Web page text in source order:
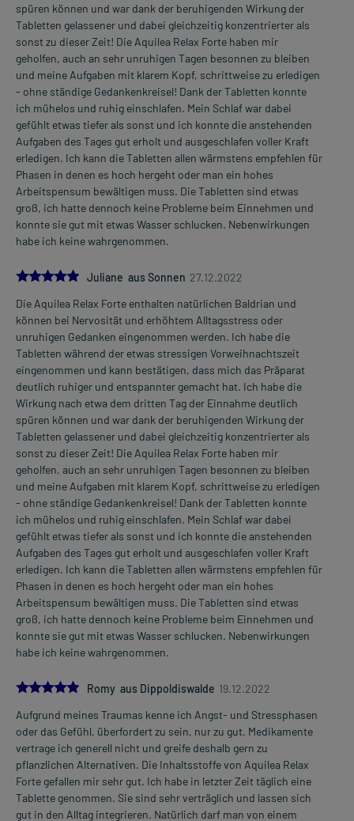
spüren können und war dank der beruhigenden Wirkung der
Tabletten gelassener und dabei gleichzeitig konzentrierter als
sonst zu dieser Zeit! Die Aquilea Relax Forte haben mir
geholfen, auch an sehr unruhigen Tagen besonnen zu bleiben
und meine Aufgaben mit klarem Kopf, schrittweise zu erledigen
- ohne ständige Gedankenkreisel! Dank der Tabletten konnte
ich mühelos und ruhig einschlafen. Mein Schlaf war dabei
gefühlt etwas tiefer als sonst und ich konnte die anstehenden
Aufgaben des Tages gut erholt und ausgeschlafen voller Kraft
erledigen. Ich kann die Tabletten allen wärmstens empfehlen für
Phasen in denen es hoch hergeht oder man ein hohes
Arbeitspensum bewältigen muss. Die Tabletten sind etwas
groß, ich hatte dennoch keine Probleme beim Einnehmen und
konnte sie gut mit etwas Wasser schlucken. Nebenwirkungen
habe ich keine wahrgenommen.
5.0
Juliane aus Sonnen 27.12.2022
Die Aquilea Relax Forte enthalten natürlichen Baldrian und
können bei Nervosität und erhöhtem Alltagsstress oder
unruhigen Gedanken eingenommen werden. Ich habe die
Tabletten während der etwas stressigen Vorweihnachtszeit
eingenommen und kann bestätigen, dass mich das Präparat
deutlich ruhiger und entspannter gemacht hat. Ich habe die
Wirkung nach etwa dem dritten Tag der Einnahme deutlich
spüren können und war dank der beruhigenden Wirkung der
Tabletten gelassener und dabei gleichzeitig konzentrierter als
sonst zu dieser Zeit! Die Aquilea Relax Forte haben mir
geholfen, auch an sehr unruhigen Tagen besonnen zu bleiben
und meine Aufgaben mit klarem Kopf, schrittweise zu erledigen
- ohne ständige Gedankenkreisel! Dank der Tabletten konnte
ich mühelos und ruhig einschlafen. Mein Schlaf war dabei
gefühlt etwas tiefer als sonst und ich konnte die anstehenden
Aufgaben des Tages gut erholt und ausgeschlafen voller Kraft
erledigen. Ich kann die Tabletten allen wärmstens empfehlen für
Phasen in denen es hoch hergeht oder man ein hohes
Arbeitspensum bewältigen muss. Die Tabletten sind etwas
groß, ich hatte dennoch keine Probleme beim Einnehmen und
konnte sie gut mit etwas Wasser schlucken. Nebenwirkungen
habe ich keine wahrgenommen.
5.0
Romy aus Dippoldiswalde 19.12.2022
Aufgrund meines Traumas kenne ich Angst- und Stressphasen
oder das Gefühl, überfordert zu sein, nur zu gut. Medikamente
vertrage ich generell nicht und greife deshalb gern zu
pflanzlichen Alternativen. Die Inhaltsstoffe von Aquilea Relax
Forte gefallen mir sehr gut. Ich habe in letzter Zeit täglich eine
Tablette genommen. Sie sind sehr verträglich und lassen sich
gut in den Alltag integrieren. Natürlich darf man von einem